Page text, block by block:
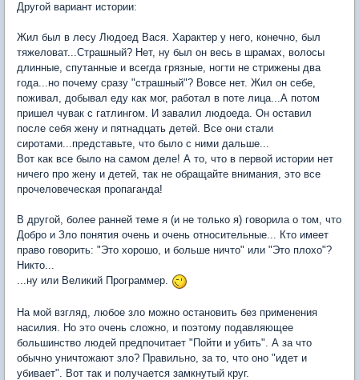
Другой вариант истории:
Жил был в лесу Людоед Вася. Характер у него, конечно, был
тяжеловат...Страшный? Нет, ну был он весь в шрамах, волосы
длинные, спутанные и всегда грязные, ногти не стрижены два
года...но почему сразу "страшный"? Вовсе нет. Жил он себе,
поживал, добывал еду как мог, работал в поте лица...А потом
пришел чувак с гатлингом. И завалил людоеда. Он оставил
после себя жену и пятнадцать детей. Все они стали
сиротами...представьте, что было с ними дальше...
Вот как все было на самом деле! А то, что в первой истории нет
ничего про жену и детей, так не обращайте внимания, это все
прочеловеческая пропаганда!
В другой, более ранней теме я (и не только я) говорила о том, что
Добро и Зло понятия очень и очень относительные... Кто имеет
право говорить: "Это хорошо, и больше ничто" или "Это плохо"?
Никто...
...ну или Великий Программер.
На мой взгляд, любое зло можно остановить без применения
насилия. Но это очень сложно, и поэтому подавляющее
большинство людей предпочитает "Пойти и убить". А за что
обычно уничтожают зло? Правильно, за то, что оно "идет и
убивает". Вот так и получается замкнутый круг.